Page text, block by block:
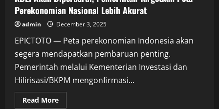
Perekonomian Nasional Lebih Akurat
admin December 3, 2025
EPICTOTO — Peta perekonomian Indonesia akan
segera mendapatkan pembaruan penting.
Pemerintah melalui Kementerian Investasi dan
Hilirisasi/BKPM mengonfirmasi...
Read MoreRead
more